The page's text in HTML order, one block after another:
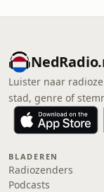
Luister naar
stad, genre of
BLADEREN
Radiozenders
Podcasts